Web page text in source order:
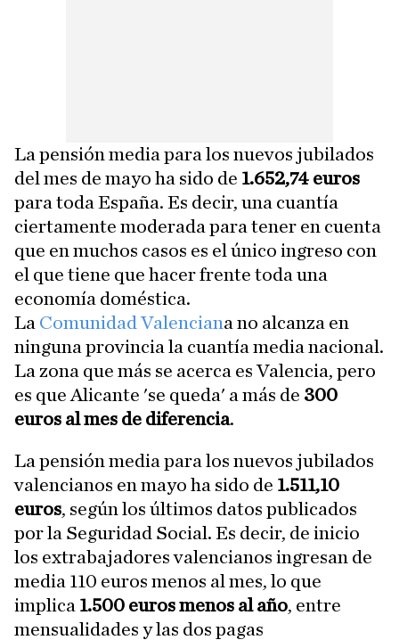
La pensión media para los nuevos jubilados
del mes de mayo ha sido de 1.652,74 euros
para toda España. Es decir, una cuantía
ciertamente moderada para tener en cuenta
que en muchos casos es el único ingreso con
el que tiene que hacer frente toda una
economía doméstica.
La Comunidad Valenciana no alcanza en
ninguna provincia la cuantía media nacional.
La zona que más se acerca es Valencia, pero
es que Alicante 'se queda' a más de 300
euros al mes de diferencia.
La pensión media para los nuevos jubilados
valencianos en mayo ha sido de 1.511,10
euros, según los últimos datos publicados
por la Seguridad Social. Es decir, de inicio
los extrabajadores valencianos ingresan de
media 110 euros menos al mes, lo que
implica 1.500 euros menos al año, entre
mensualidades y las dos pagas